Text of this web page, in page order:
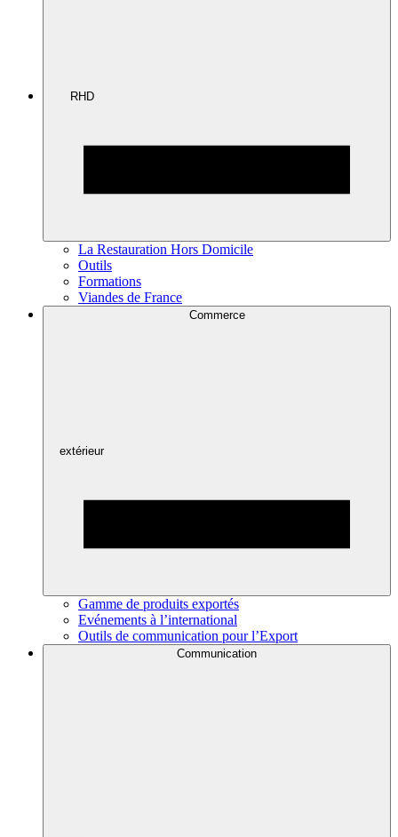
RHD
La Restauration Hors Domicile
Outils
Formations
Viandes de France
Commerce
extérieur
Gamme de produits exportés
Evénements à l’international
Outils de communication pour l’Export
Communication